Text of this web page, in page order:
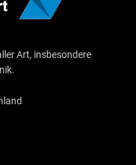
Art, insbesondere